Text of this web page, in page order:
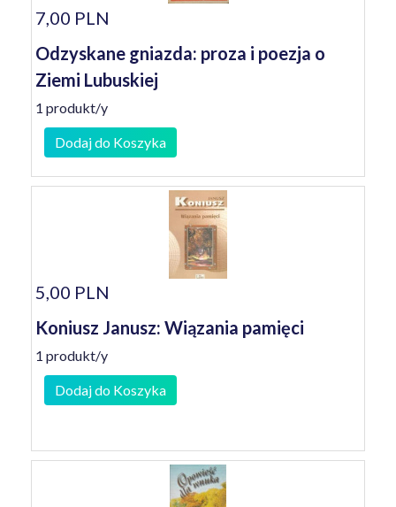
7,00 PLN
Odzyskane gniazda: proza i poezja o
Ziemi Lubuskiej
1 produkt/y
Dodaj do Koszyka
5,00 PLN
Koniusz Janusz: Wiązania pamięci
1 produkt/y
Dodaj do Koszyka